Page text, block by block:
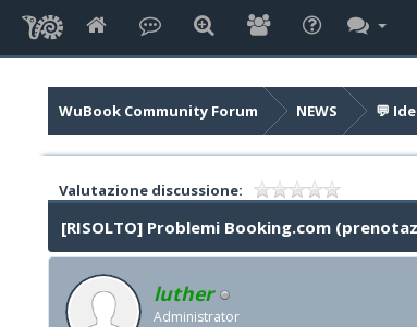
WuBook Community Forum NEWS 💬
Valutazione discussione:
[RISOLTO] Problemi Booking.com
luther
Administrator